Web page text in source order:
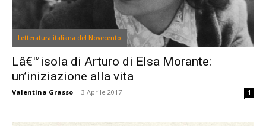
Letteratura italiana del Novecento
Lâ€™isola di Arturo di Elsa Morante:
un’iniziazione alla vita
Valentina Grasso - 3 Aprile 2017 1